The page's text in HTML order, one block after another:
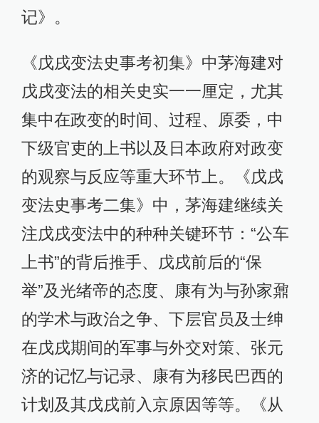
记》。
《戊戌变法史事考初集》中茅海建对
戊戌变法的相关史实一一厘定，尤其
集中在政变的时间、过程、原委，中
下级官吏的上书以及日本政府对政变
的观察与反应等重大环节上。《戊戌
变法史事考二集》中，茅海建继续关
注戊戌变法中的种种关键环节：“公车
上书”的背后推手、戊戌前后的“保
举”及光绪帝的态度、康有为与孙家鼐
的学术与政治之争、下层官员及士绅
在戊戌期间的军事与外交对策、张元
济的记忆与记录、康有为移民巴西的
计划及其戊戌前入京原因等等。《从